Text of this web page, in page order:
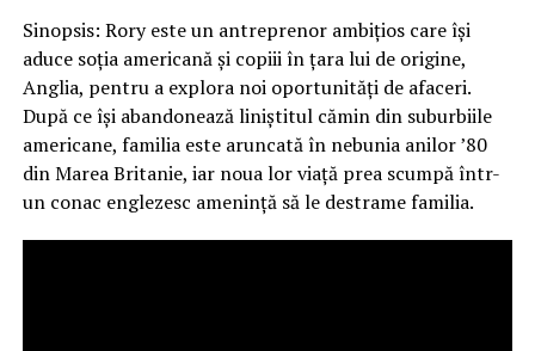
Sinopsis: Rory este un antreprenor ambițios care își
aduce soția americană și copiii în țara lui de origine,
Anglia, pentru a explora noi oportunități de afaceri.
După ce își abandonează liniștitul cămin din suburbiile
americane, familia este aruncată în nebunia anilor ’80
din Marea Britanie, iar noua lor viață prea scumpă într-
un conac englezesc amenință să le destrame familia.